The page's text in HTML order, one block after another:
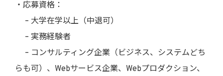
・応募資格：
– 大学在学以上（中退可）
– 実務経験者
– コンサルティング企業（ビジネス、システムどち
らも可）、Webサービス企業、Webプロダクション、